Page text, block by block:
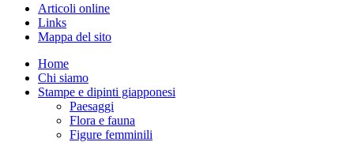
Articoli online
Links
Mappa del sito
Home
Chi siamo
Stampe e dipinti giapponesi
Paesaggi
Flora e fauna
Figure femminili